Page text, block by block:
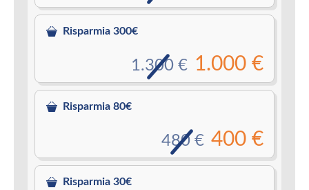
Risparmia 300€
1.000 €
1.300 €
Risparmia 80€
400 €
480 €
Risparmia 30€